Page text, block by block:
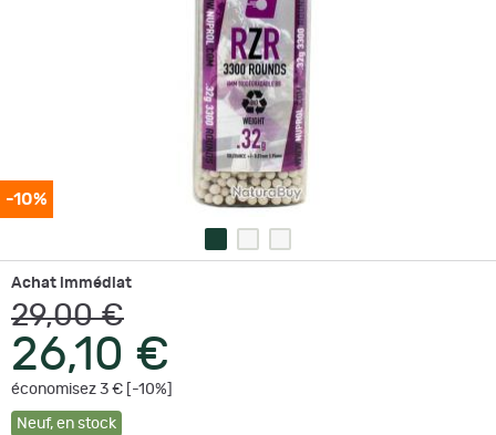
-10%
Achat immédiat
29,00 €
26,10 €
économisez 3 € [-10%]
Neuf, en stock